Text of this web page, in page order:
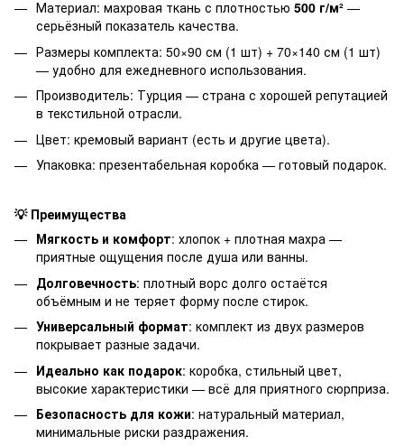
Материал: махровая ткань с плотностью 500 г/м² —
серьёзный показатель качества.
Размеры комплекта: 50×90 см (1 шт) + 70×140 см (1 шт)
— удобно для ежедневного использования.
Производитель: Турция — страна с хорошей репутацией
в текстильной отрасли.
Цвет: кремовый вариант (есть и другие цвета).
Упаковка: презентабельная коробка — готовый подарок.
💡 Преимущества
Мягкость и комфорт: хлопок + плотная махра —
приятные ощущения после душа или ванны.
Долговечность: плотный ворс долго остаётся
объёмным и не теряет форму после стирок.
Универсальный формат: комплект из двух размеров
покрывает разные задачи.
Идеально как подарок: коробка, стильный цвет,
высокие характеристики — всё для приятного сюрприза.
Безопасность для кожи: натуральный материал,
минимальные риски раздражения.